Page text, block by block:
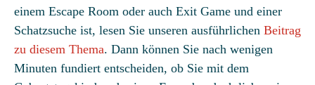
einem Escape Room oder auch Exit Game und einer
Schatzsuche ist, lesen Sie unseren ausführlichen Beitrag
zu diesem Thema. Dann können Sie nach wenigen
Minuten fundiert entscheiden, ob Sie mit dem